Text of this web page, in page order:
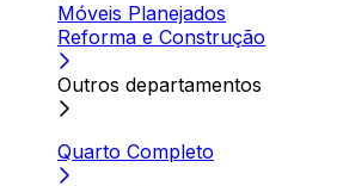
Móveis Planejados
Reforma e Construção
Outros departamentos
Quarto Completo